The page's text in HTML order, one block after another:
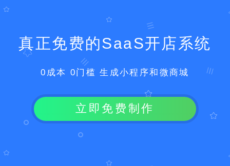
真正免费的SaaS开店系统
0成本 0门槛 生成小程序和微商城
立即免费制作